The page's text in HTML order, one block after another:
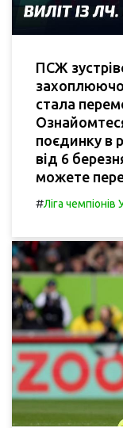
ПСЖ
стала
поєдинку в
від 6
можете
#Ліга